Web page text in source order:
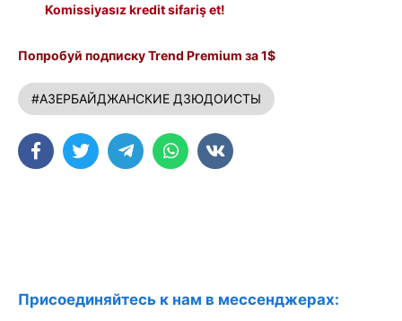
Komissiyasız kredit sifariş et!
Попробуй подписку Trend Premium за 1$
#АЗЕРБАЙДЖАНСКИЕ ДЗЮДОИСТЫ
Присоединяйтесь к нам в мессенджерах: